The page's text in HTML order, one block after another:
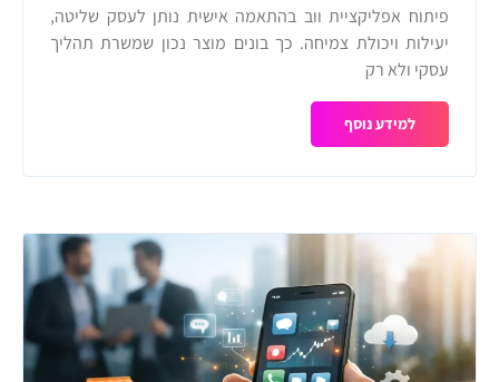
לעסק
פיתוח אפליקציית ווב בהתאמה אישית נותן לעסק שליטה,
יעילות ויכולת צמיחה. כך בונים מוצר נכון שמשרת תהליך
עסקי ולא רק
למידע נוסף